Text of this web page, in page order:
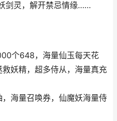
剑灵，解开禁忌情缘……
个648，海量仙玉每天花
妖精，超多侍从，海量真充
海量召唤券，仙魔妖海量侍